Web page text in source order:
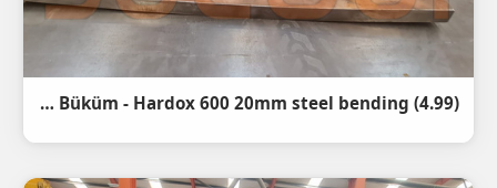
(4.99) Hardox 600 20mm Abkant Büküm - Hardox 600 20mm steel bending